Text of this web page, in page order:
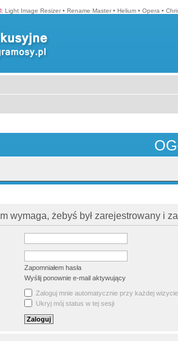
: Light Image Resizer • Rename Master • Helium • Opera •
wymaga, żebyś był zarejestrowany i
Zapomniałem hasła
Wyślij ponownie e-mail aktywujący
Zaloguj mnie automatycznie przy każdej wizycie
Ukryj mój status w tej sesji